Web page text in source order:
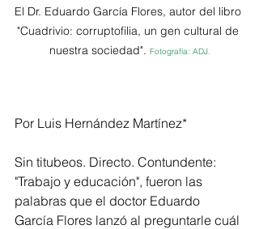
El Dr. Eduardo García Flores, autor del libro
"Cuadrivio: corruptofilia, un gen cultural de
nuestra sociedad". Fotografía: ADJ.
Por Luis Hernández Martínez*
Sin titubeos. Directo. Contundente:
"Trabajo y educación", fueron las
palabras que el doctor Eduardo
García Flores lanzó al preguntarle cuál